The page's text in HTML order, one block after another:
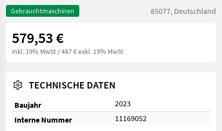
Gebrauchtmaschinen 85077, Deutschland
579,53 €
inkl. 19% MwSt / 487 € exkl. 19% MwSt
TECHNISCHE DATEN
Baujahr
2023
Interne Nummer
11169052